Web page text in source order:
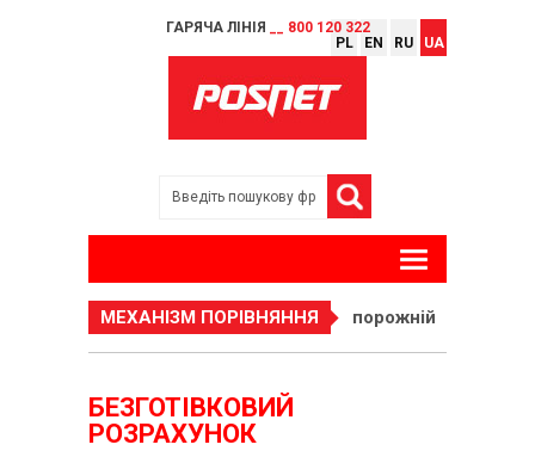
ГАРЯЧА ЛІНІЯ __ 800 120 322
PL
EN RU UA
МЕХАНІЗМ ПОРІВНЯННЯ порожній
БЕЗГОТІВКОВИЙ
РОЗРАХУНОК